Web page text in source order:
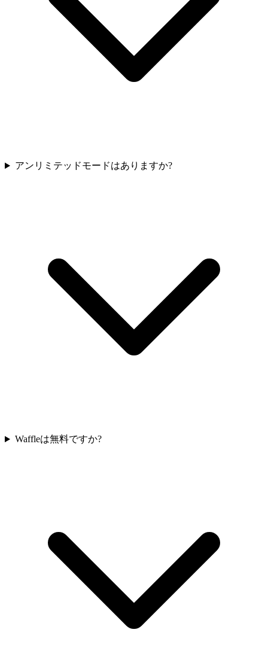
アンリミテッドモードはありますか?
Waffleは無料ですか?